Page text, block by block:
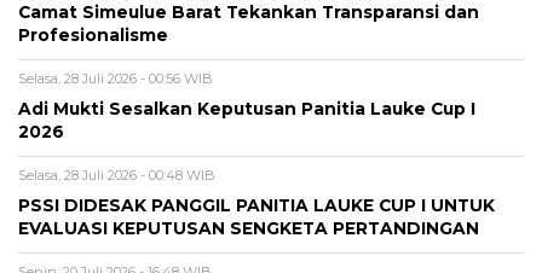
Camat Simeulue Barat Tekankan Transparansi dan
Profesionalisme
Selasa, 28 Juli 2026 - 00:56 WIB
Adi Mukti Sesalkan Keputusan Panitia Lauke Cup I
2026
Selasa, 28 Juli 2026 - 00:48 WIB
PSSI DIDESAK PANGGIL PANITIA LAUKE CUP I UNTUK
EVALUASI KEPUTUSAN SENGKETA PERTANDINGAN